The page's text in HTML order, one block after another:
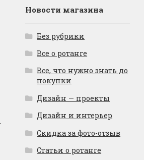
Новости магазина
Без рубрики
Все о ротанге
Все, что нужно знать до
покупки
Дизайн — проекты
Дизайн и интерьер
Скидка за фото-отзыв
Статьи о ротанге